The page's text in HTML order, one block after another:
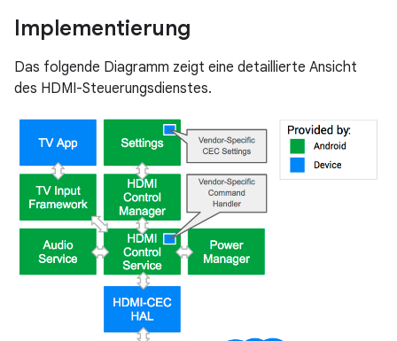
Implementierung
Das folgende Diagramm zeigt eine detaillierte Ansicht
des HDMI-Steuerungsdienstes.